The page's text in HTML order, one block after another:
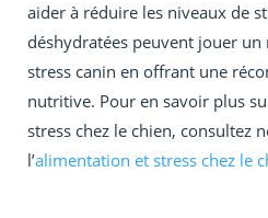
aider à réduire les niveaux de
déshydratées peuvent jouer
stress canin en offrant une
nutritive. Pour en savoir plus
stress chez le chien, consultez
l’alimentation et stress chez le